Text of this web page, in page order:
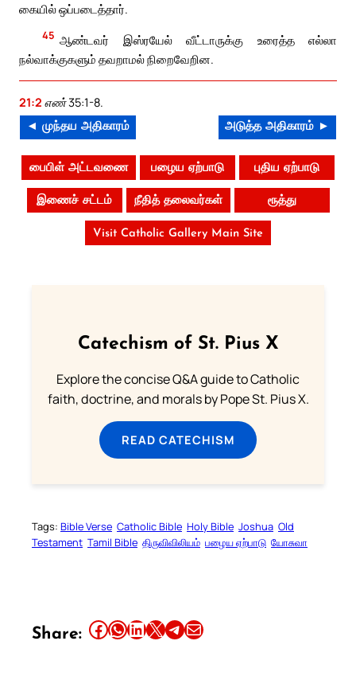
கையில் ஒப்படைத்தார்.
45 ஆண்டவர் இஸ்ரயேல் வீட்டாருக்கு உரைத்த எல்லா
நல்வாக்குகளும் தவறாமல் நிறைவேறின.
21:2 எண் 35:1-8.
◄ முந்தய அதிகாரம் அடுத்த அதிகாரம் ►
பைபிள் அட்டவணை பழைய ஏற்பாடு புதிய ஏற்பாடு
இணைச் சட்டம் நீதித் தலைவர்கள் ரூத்து
Visit Catholic Gallery Main Site
Catechism of St. Pius X
Explore the concise Q&A guide to Catholic
faith, doctrine, and morals by Pope St. Pius X.
READ CATECHISM
Tags: Bible Verse Catholic Bible Holy Bible Joshua Old
Testament Tamil Bible திருவிவிலியம் பழைய ஏற்பாடு யோசுவா
Share: Share this article on Facebook Share this article on WhatsApp Share this article on LinkedIn Share this article on X Share this article on TelegramEmail this Article